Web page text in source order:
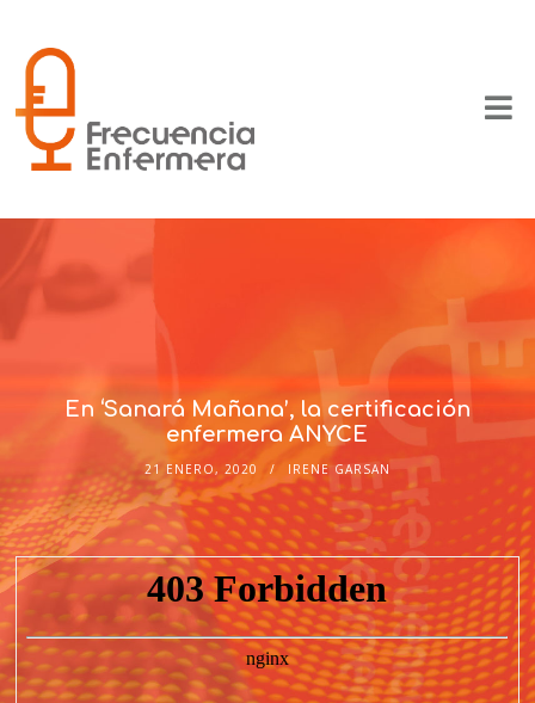
En ‘Sanará Mañana’, la certificación
enfermera ANYCE
21 ENERO, 2020 IRENE GARSAN